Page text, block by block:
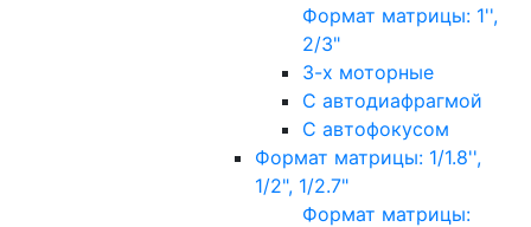
Формат матрицы: 1'',
2/3"
3-х моторные
С автодиафрагмой
С автофокусом
Формат матрицы: 1/1.8'',
1/2", 1/2.7"
Формат матрицы: